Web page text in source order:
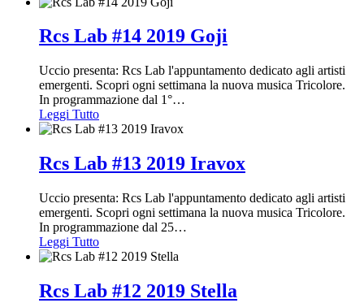
Rcs Lab #14 2019 Goji
Uccio presenta: Rcs Lab l'appuntamento dedicato agli artisti
emergenti. Scopri ogni settimana la nuova musica Tricolore.
In programmazione dal 1°…
Leggi Tutto
Rcs Lab #13 2019 Iravox
Uccio presenta: Rcs Lab l'appuntamento dedicato agli artisti
emergenti. Scopri ogni settimana la nuova musica Tricolore.
In programmazione dal 25…
Leggi Tutto
Rcs Lab #12 2019 Stella